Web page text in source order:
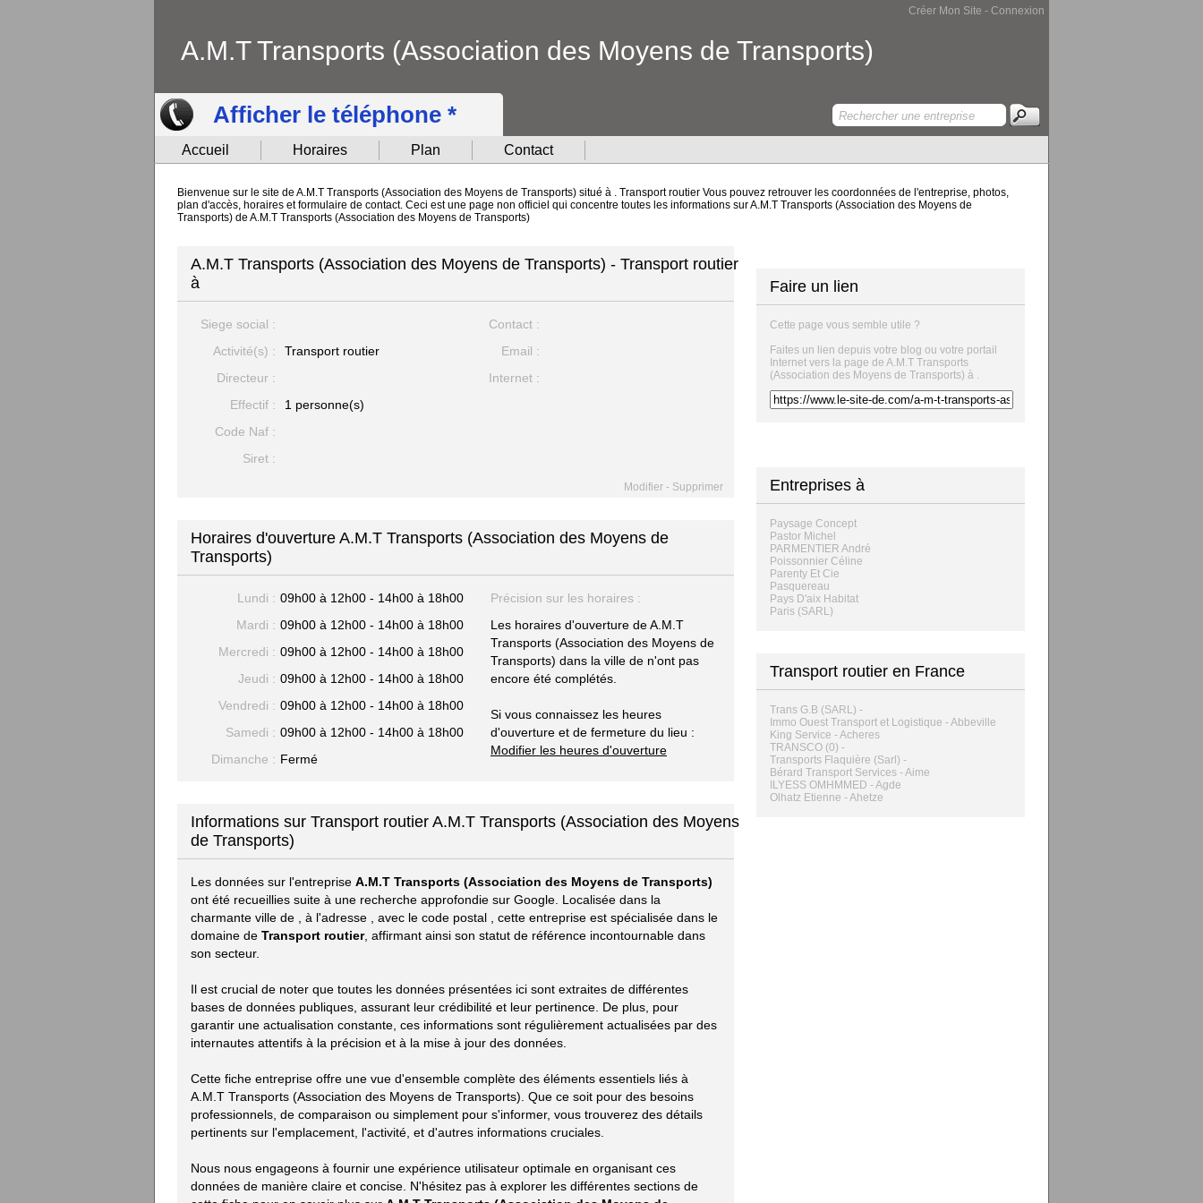
Créer Mon Site - Connexion
A.M.T Transports (Association des Moyens de Transports)
Afficher le téléphone *
Accueil Horaires Plan Contact
Bienvenue sur le site de A.M.T Transports (Association des Moyens de Transports) situé à . Transport routier Vous pouvez retrouver les coordonnées de l'entreprise, photos,
plan d'accès, horaires et formulaire de contact. Ceci est une page non officiel qui concentre toutes les informations sur A.M.T Transports (Association des Moyens de
Transports) de A.M.T Transports (Association des Moyens de Transports)
A.M.T Transports (Association des Moyens de Transports) - Transport routier
à
Siege social :
Activité(s) :
Transport routier
Directeur :
Effectif :
1 personne(s)
Code Naf :
Siret :
Contact :
Email :
Internet :
Modifier - Supprimer
Horaires d'ouverture A.M.T Transports (Association des Moyens de
Transports)
Lundi : 09h00 à 12h00 - 14h00 à 18h00
Mardi : 09h00 à 12h00 - 14h00 à 18h00
Mercredi : 09h00 à 12h00 - 14h00 à 18h00
Jeudi : 09h00 à 12h00 - 14h00 à 18h00
Vendredi : 09h00 à 12h00 - 14h00 à 18h00
Samedi : 09h00 à 12h00 - 14h00 à 18h00
Dimanche : Fermé
Précision sur les horaires :
Les horaires d'ouverture de A.M.T
Transports (Association des Moyens de
Transports) dans la ville de n'ont pas
encore été complétés.
Si vous connaissez les heures
d'ouverture et de fermeture du lieu :
Modifier les heures d'ouverture
Informations sur Transport routier A.M.T Transports (Association des Moyens
de Transports)
Les données sur l'entreprise A.M.T Transports (Association des Moyens de Transports)
ont été recueillies suite à une recherche approfondie sur Google. Localisée dans la
charmante ville de
, à l'adresse , avec le code postal
, cette entreprise est spécialisée dans le
domaine de Transport routier, affirmant ainsi son statut de référence incontournable dans
son secteur.
Il est crucial de noter que toutes les données présentées ici sont extraites de différentes
bases de données publiques, assurant leur crédibilité et leur pertinence. De plus, pour
garantir une actualisation constante, ces informations sont régulièrement actualisées par des
internautes attentifs à la précision et à la mise à jour des données.
Cette fiche entreprise offre une vue d'ensemble complète des éléments essentiels liés à
A.M.T Transports (Association des Moyens de Transports). Que ce soit pour des besoins
professionnels, de comparaison ou simplement pour s'informer, vous trouverez des détails
pertinents sur l'emplacement, l'activité, et d'autres informations cruciales.
Nous nous engageons à fournir une expérience utilisateur optimale en organisant ces
données de manière claire et concise. N'hésitez pas à explorer les différentes sections de
Faire un lien
Cette page vous semble utile ?
Faites un lien depuis votre blog ou votre portail
Internet vers la page de A.M.T Transports
(Association des Moyens de Transports) à .
Entreprises à
Paysage Concept
Pastor Michel
PARMENTIER André
Poissonnier Céline
Parenty Et Cie
Pasquereau
Pays D'aix Habitat
Paris (SARL)
Transport routier en France
Trans G.B (SARL) -
Immo Ouest Transport et Logistique - Abbeville
King Service - Acheres
TRANSCO (0) -
Transports Flaquière (Sarl) -
Bérard Transport Services - Aime
ILYESS OMHMMED - Agde
Olhatz Etienne - Ahetze